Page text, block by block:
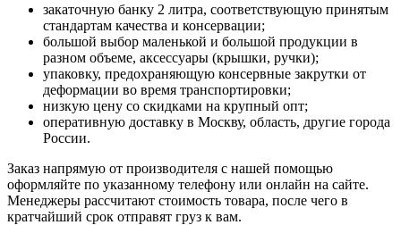
закаточную банку 2 литра, соответствующую принятым
стандартам качества и консервации;
большой выбор маленькой и большой продукции в
разном объеме, аксессуары (крышки, ручки);
упаковку, предохраняющую консервные закрутки от
деформации во время транспортировки;
низкую цену со скидками на крупный опт;
оперативную доставку в Москву, область, другие города
России.
Заказ напрямую от производителя с нашей помощью
оформляйте по указанному телефону или онлайн на сайте.
Менеджеры рассчитают стоимость товара, после чего в
кратчайший срок отправят груз к вам.